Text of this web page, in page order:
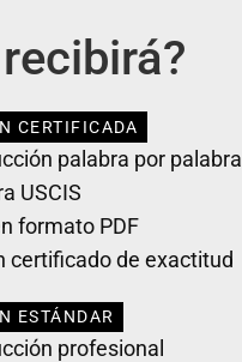
CERTIFICADA
palabra por palabra
USCIS
formato PDF
certificado de exactitud
ESTÁNDAR
profesional